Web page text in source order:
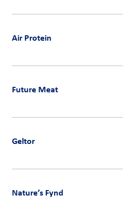
Air Protein
Future Meat
Geltor
Nature’s Fynd